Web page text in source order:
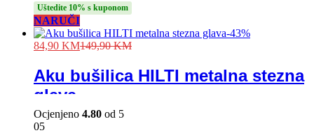
Uštedite 10% s kuponom
NARUČI
-43%
84,90 KM149,90KM
Aku bušilica HILTI metalna stezna
glava
Ocjenjeno 4.80 od 5
05